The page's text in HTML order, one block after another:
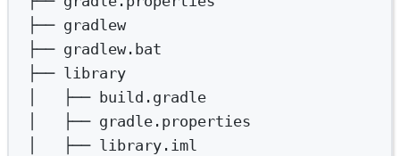
├── gradlew
├── gradlew.bat
├── library
├──
build.gradle
├── gradle.properties
├── library.iml